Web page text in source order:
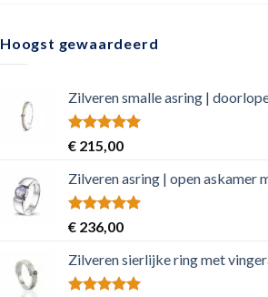
Hoogst gewaardeerd
Zilveren smalle asring |
Rated5.00
out of 5
€ 215,00
Zilveren asring | open askamer
Rated5.00
out of 5
€ 236,00
Zilveren sierlijke ring met